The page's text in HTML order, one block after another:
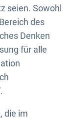
seien. Sowohl
des
Denken
für alle
die im